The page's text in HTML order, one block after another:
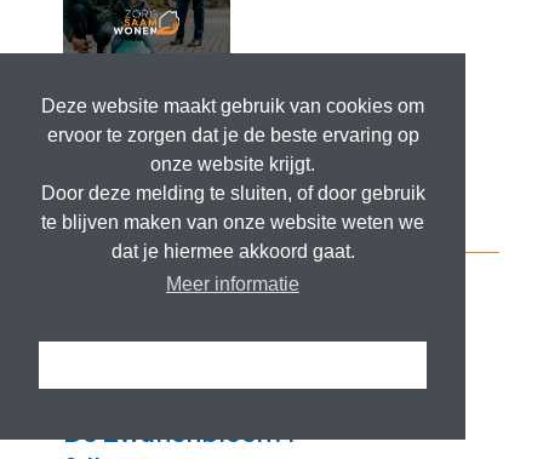
Deze website maakt gebruik van cookies om
ervoor te zorgen dat je de beste ervaring op
onze website krijgt.
Door deze melding te sluiten, of door gebruik
te blijven maken van onze website weten we
dat je hiermee akkoord gaat.
Meer informatie